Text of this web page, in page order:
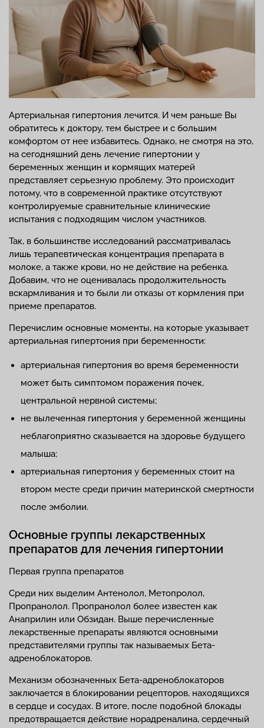
Артериальная гипертония лечится. И чем раньше Вы
обратитесь к доктору, тем быстрее и с большим
комфортом от нее избавитесь. Однако, не смотря на это,
на сегодняшний день лечение гипертонии у
беременных женщин и кормящих матерей
представляет серьезную проблему. Это происходит
потому, что в современной практике отсутствуют
контролируемые сравнительные клинические
испытания с подходящим числом участников.
Так, в большинстве исследований рассматривалась
лишь терапевтическая концентрация препарата в
молоке, а также крови, но не действие на ребенка.
Добавим, что не оценивалась продолжительность
вскармливания и то были ли отказы от кормления при
приеме препаратов.
Перечислим основные моменты, на которые указывает
артериальная гипертония при беременности:
артериальная гипертония во время беременности
может быть симптомом поражения почек,
центральной нервной системы;
не вылеченная гипертония у беременной женщины
неблагоприятно сказывается на здоровье будущего
малыша;
артериальная гипертония у беременных стоит на
втором месте среди причин материнской смертности
после эмболии.
Основные группы лекарственных
препаратов для лечения гипертонии
Первая группа препаратов
Среди них выделим Антенолол, Метопролол,
Пропранолол. Пропранолол более известен как
Анаприлин или Обзидан. Выше перечисленные
лекарственные препараты являются основными
представителями группы так называемых Бета-
адреноблокаторов.
Механизм обозначенных Бета-адреноблокаторов
заключается в блокировании рецепторов, находящихся
в сердце и сосудах. В итоге, после подобной блокады
предотвращается действие норадреналина, сердечный